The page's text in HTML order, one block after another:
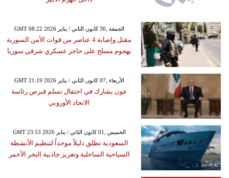
GMT 08:22 2026 الجمعة ,30 كانون الثاني / يناير
مقتل وإصابة 4 عناصر من قوات الأمن السورية
بهجوم مسلح على حاجز عسكري شرقي سوريا
GMT 21:19 2026 الأربعاء ,07 كانون الثاني / يناير
عون يشارك في احتفال تسلم قبرص رئاسة
الاتحاد الأوروبي
GMT 23:53 2026 الخميس ,01 كانون الثاني / يناير
السعودية تطلق دليلاً موحداً لتنظيم الأنشطة
السياحية الساحلية وتعزيز جاذبية البحر الأحمر